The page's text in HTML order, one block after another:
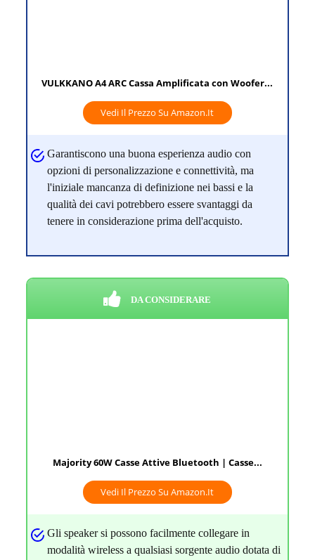
VULKKANO A4 ARC Cassa Amplificata con Woofer...
Vedi Il Prezzo Su Amazon.it
Garantiscono una buona esperienza audio con
opzioni di personalizzazione e connettività, ma
l'iniziale mancanza di definizione nei bassi e la
qualità dei cavi potrebbero essere svantaggi da
tenere in considerazione prima dell'acquisto.
DA CONSIDERARE
Majority 60W Casse Attive Bluetooth | Casse...
Vedi Il Prezzo Su Amazon.it
Gli speaker si possono facilmente collegare in
modalità wireless a qualsiasi sorgente audio dotata di